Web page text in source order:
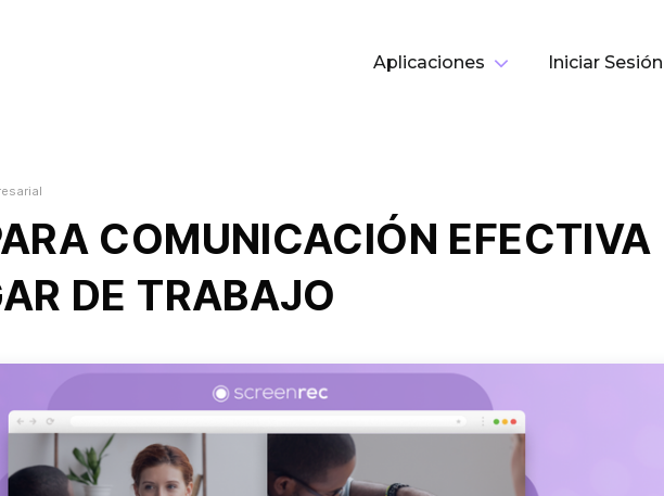
Aplicaciones Iniciar Sesión
Graba tu pantalla,
computadora.
Toma y anota capturas
COMUNICACIÓN EFECTIVA
DE TRABAJO